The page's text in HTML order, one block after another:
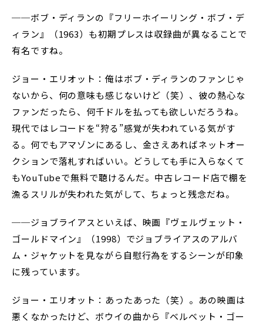
──ボブ・ディランの『フリーホイーリング・ボブ・デ
ィラン』（1963）も初期プレスは収録曲が異なることで
有名ですね。
ジョー・エリオット：俺はボブ・ディランのファンじゃ
ないから、何の意味も感じないけど（笑）、彼の熱心な
ファンだったら、何千ドルを払っても欲しいだろうね。
現代ではレコードを“狩る”感覚が失われている気がす
る。何でもアマゾンにあるし、金さえあればネットオー
クションで落札すればいい。どうしても手に入らなくて
もYouTubeで無料で聴けるんだ。中古レコード店で棚を
漁るスリルが失われた気がして、ちょっと残念だね。
──ジョブライアスといえば、映画『ヴェルヴェット・
ゴールドマイン』（1998）でジョブライアスのアルバ
ム・ジャケットを見ながら自慰行為をするシーンが印象
に残っています。
ジョー・エリオット：あったあった（笑）。あの映画は
悪くなかったけど、ボウイの曲から『ベルベット・ゴー